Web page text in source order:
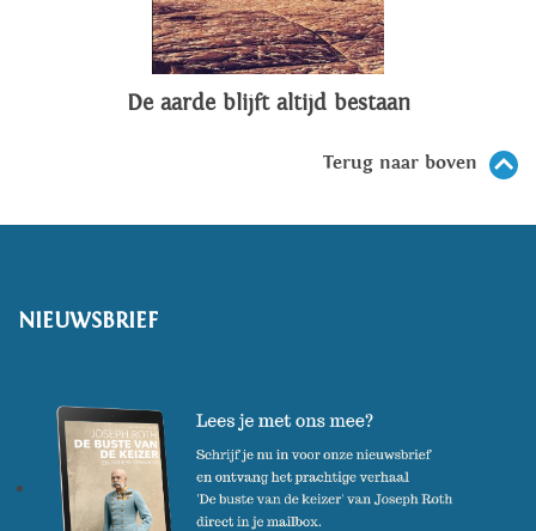
De aarde blijft altijd bestaan
Terug naar boven
NIEUWSBRIEF